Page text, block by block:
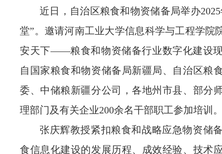
近日，自治区粮食和物资储备局举办2025
堂”。邀请河南工业大学信息科学与工程学院
安天下——粮食和物资储备行业数字化建设
自国家粮食和物资储备局新疆局、自治区粮
委、中储粮新疆分公司，各地州市县、部分
理部门及有关企业200余名干部职工参加培训
张庆辉教授紧扣粮食和战略应急物资储
食信息化建设的发展历程、成效经验、技术